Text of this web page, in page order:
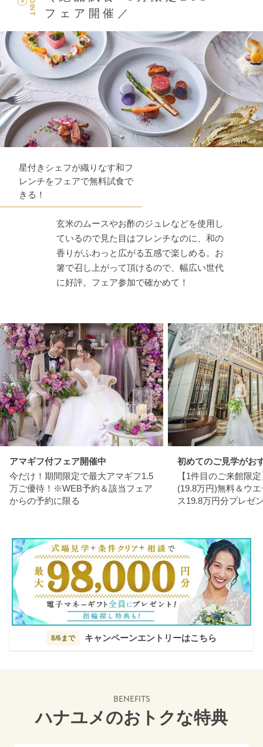
POINT
フェア開催／
星付きシェフが織りなす和フ
レンチをフェアで無料試食で
きる！
玄米のムースやお酢のジュレなどを使用し
ているので見た目はフレンチなのに、和の
香りがふわっと広がる五感で楽しめる。お
箸で召し上がって頂けるので、幅広い世代
に好評。フェア参加で確かめて！
アマギフ付フェア開催中
今だけ！期間限定で最大アマギフ1.5
万ご優待！※WEB予約＆該当フェア
からの予約に限る
初めてのご見学がお
【1件目のご来館限
(19.8万円)無料＆ウ
ス19.8万円分プレゼ
8/6まで キャンペーンエントリーはこちら
BENEFITS
ハナユメのおトクな特典